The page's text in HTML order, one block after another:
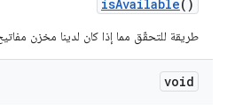
isAvailable()
طريقة للتحقّق مما إذا كان لدينا مخزن
void